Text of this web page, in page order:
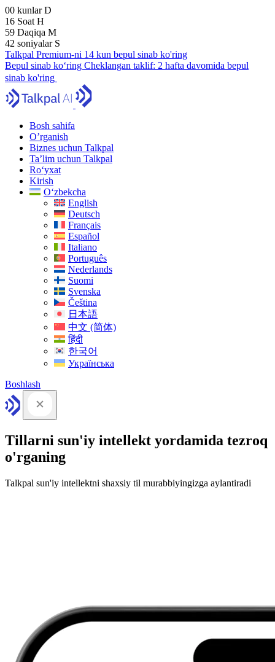
00 kunlarD
16 Soat H
59 Daqiqa M
41 soniyalar S
Talkpal Premium-ni 14 kun bepul sinab ko'ring
Bepul sinab ko‘ring Cheklangan taklif: 2 hafta davomida bepul
sinab ko'ring
Bosh sahifa
O’rganish
Biznes uchun Talkpal
Ta’lim uchun Talkpal
Ro‘yxat
Kirish
O‘zbekcha
English
Deutsch
Français
Español
Italiano
Português
Nederlands
Suomi
Svenska
Čeština
日本語
中文 (简体)
हिंदी
한국어
Українська
Boshlash
Tillarni sun'iy intellekt yordamida tezroq
o'rganing
Talkpal sun'iy intellektni shaxsiy til murabbiyingizga aylantiradi